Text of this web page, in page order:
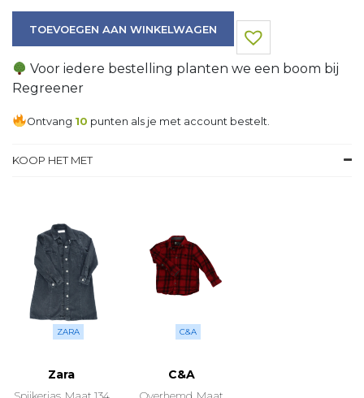
TOEVOEGEN AAN WINKELWAGEN
Voor iedere bestelling planten we een boom bij
Regreener
Ontvang 10 punten als je met account bestelt.
KOOP HET MET
ZARA
Zara
Spijkerjas, Maat 134
C&A
C&A
Overhemd, Maat